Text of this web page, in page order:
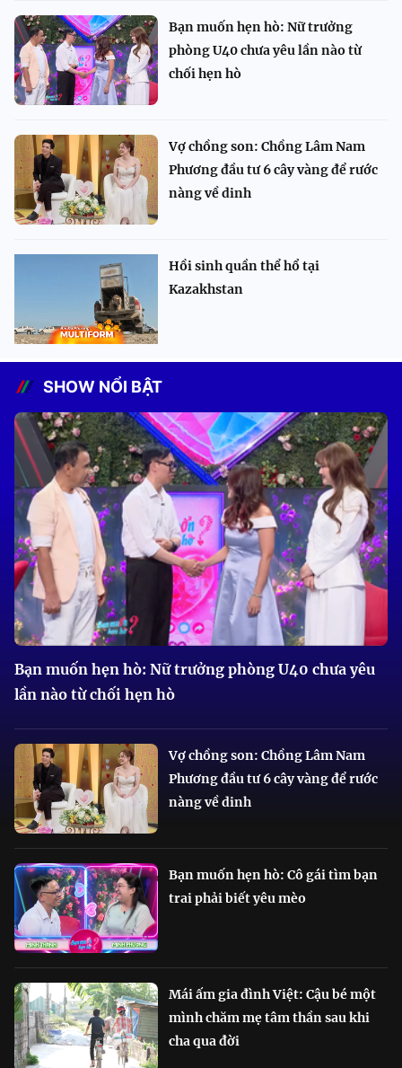
Bạn muốn hẹn hò: Nữ trưởng
phòng U40 chưa yêu lần nào từ
chối hẹn hò
Vợ chồng son: Chồng Lâm Nam
Phương đầu tư 6 cây vàng để rước
nàng về dinh
Hồi sinh quần thể hổ tại
Kazakhstan
SHOW NỔI BẬT
Bạn muốn hẹn hò: Nữ trưởng phòng U40 chưa yêu
lần nào từ chối hẹn hò
Vợ chồng son: Chồng Lâm Nam
Phương đầu tư 6 cây vàng để rước
nàng về dinh
Bạn muốn hẹn hò: Cô gái tìm bạn
trai phải biết yêu mèo
Mái ấm gia đình Việt: Cậu bé một
mình chăm mẹ tâm thần sau khi
cha qua đời